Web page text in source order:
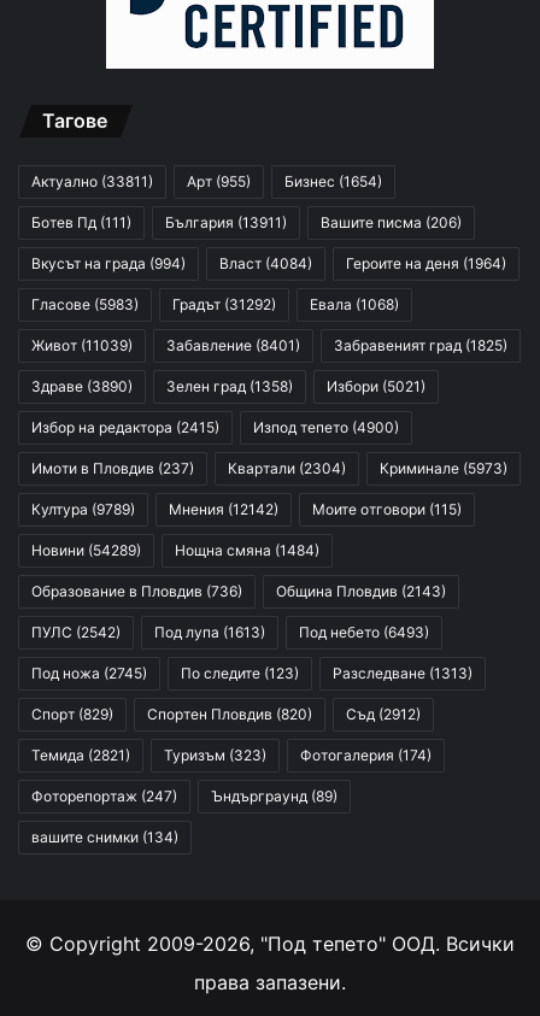
Тагове
Актуално (33811) Арт (955) Бизнес (1654)
Ботев Пд (111) България (13911) Вашите писма (206)
Вкусът на града (994) Власт (4084) Героите на деня (1964)
Гласове (5983) Градът (31292) Евала (1068)
Живот (11039) Забавление (8401) Забравеният град (1825)
Здраве (3890) Зелен град (1358) Избори (5021)
Избор на редактора (2415) Изпод тепето (4900)
Имоти в Пловдив (237) Квартали (2304) Криминале (5973)
Култура (9789) Мнения (12142) Моите отговори (115)
Новини (54289) Нощна смяна (1484)
Образование в Пловдив (736) Община Пловдив (2143)
ПУЛС (2542) Под лупа (1613) Под небето (6493)
Под ножа (2745) По следите (123) Разследване (1313)
Спорт (829) Спортен Пловдив (820) Съд (2912)
Темида (2821) Туризъм (323) Фотогалерия (174)
Фоторепортаж (247) Ъндърграунд (89)
вашите снимки (134)
© Copyright 2009-2026, "Под тепето" ООД. Всички
права запазени.